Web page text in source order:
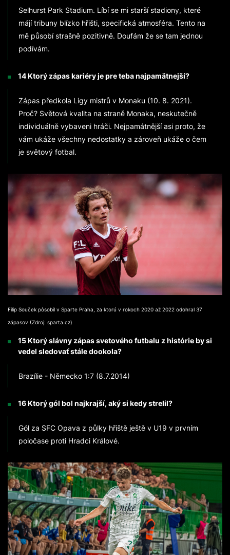
Selhurst Park Stadium. Líbí se mi starší stadiony, které
májí tribuny blízko hřišti, specifická atmosféra. Tento na
mě působí strašně pozitivně. Doufám že se tam jednou
podívám.
14 Ktorý zápas kariéry je pre teba najpamätnejší?
Zápas předkola Ligy mistrů v Monaku (10. 8. 2021).
Proč? Světová kvalita na straně Monaka, neskutečně
individuálně vybaveni hráči. Nejpamátnější asi proto, že
vám ukáže všechny nedostatky a zároveň ukáže o čem
je světový fotbal.
Filip Souček pôsobil v Sparte Praha, za ktorú v rokoch 2020 až 2022 odohral 37
zápasov (Zdroj: sparta.cz)
15 Ktorý slávny zápas svetového futbalu z histórie by si
vedel sledovať stále dookola?
Brazílie - Německo 1:7 (8.7.2014)
16 Ktorý gól bol najkrajší, aký si kedy strelil?
Gól za SFC Opava z půlky hřiště ještě v U19 v prvním
poločase proti Hradci Králové.